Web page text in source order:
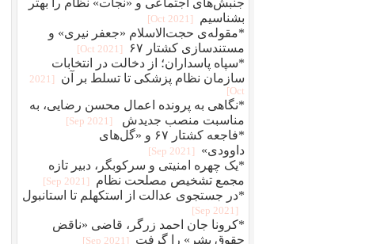
بشناسیم
[2021 Oct]
*مقوله‌ی حجت‌الاسلام «جعفر نیری» و
مستند‌سازی کشتار ۶۷
[2021 Oct]
*سپاه پاسداران؛ از دخالت در انتخابات
سازمان نظام پزشکی تا تسلط بر آن
[2021
Oct]
*نگاهی به پرونده اعمال محسن رضایی، به
مناسبت منصب جدیدش
[2021 Sep]
*فاجعه کشتار ۶۷ و «گل‌های
داوودی»
[2021 Sep]
*یک چهره‌‌ امنیتی و سرکوبگر، دبیر تازه
مجمع تشخیص مصلحت نظام
[2021 Sep]
*در جستجوی عدالت از استکهلم تا استانبول
[2021 Sep]
*کرونا جان احمد زرگر، قاضی «ناقض
حقوق بشر» را گرفت
[2021 Sep]